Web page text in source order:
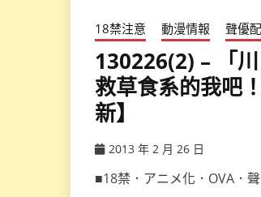
18禁注意 動漫情報 聲優
130226(2) – 「
救草食系的我吧
新】
2013 年 2 月 26 日
■18禁．アニメ化．OVA．